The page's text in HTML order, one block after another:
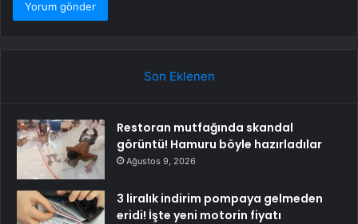
Son Eklenen
Restoran mutfağında skandal
görüntü! Hamuru böyle hazırladılar
Ağustos 9, 2026
3 liralık indirim pompaya gelmeden
eridi! İşte yeni motorin fiyatı